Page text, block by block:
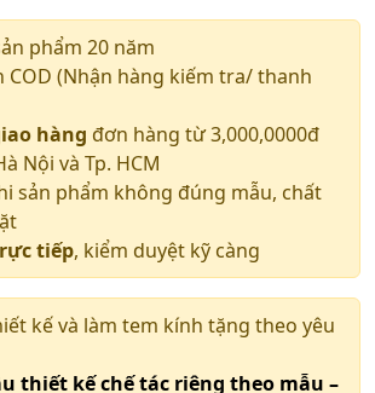
phẩm 20 năm
COD (Nhận hàng kiếm tra/ thanh
hàng đơn hàng từ 3,000,0000đ
Nội và Tp. HCM
sản phẩm không đúng mẫu, chất
tiếp, kiểm duyệt kỹ càng
kế và làm tem kính tặng theo yêu
thiết kế chế tác riêng theo mẫu –